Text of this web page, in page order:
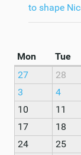
to shape
Mon Tue
27
28
3
4
10
11
17
18
24
25